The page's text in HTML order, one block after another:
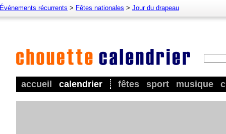
accueil calendrier fêtes sport musique
Événements récurrents > Fêtes nationales > Jour du drapeau